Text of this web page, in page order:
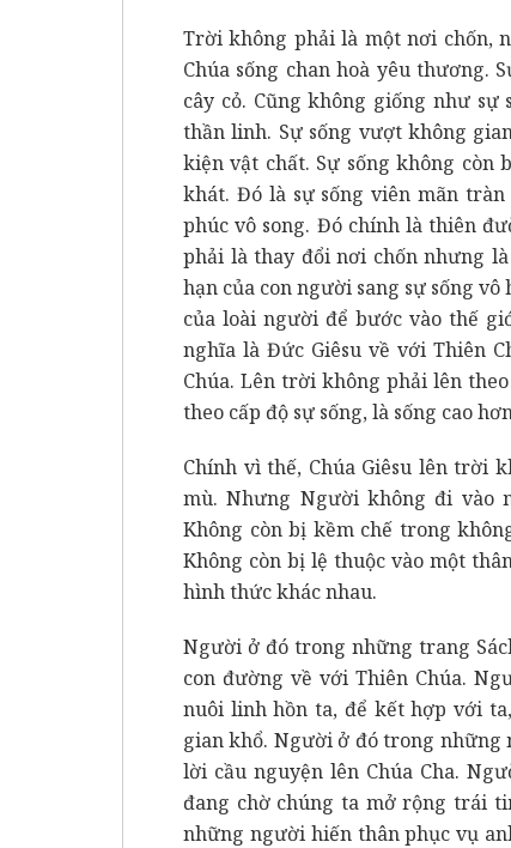
Trời không phải là một nơi chốn,
Chúa sống chan hoà yêu thương.
cây cỏ. Cũng không giống như
thần linh. Sự sống vượt không
kiện vật chất. Sự sống không
khát. Đó là sự sống viên mãn
phúc vô song. Đó chính là thiên
phải là thay đổi nơi chốn nhưng
hạn của con người sang sự sống
của loài người để bước vào thế
nghĩa là Đức Giêsu về với Thiên
Chúa. Lên trời không phải lên
theo cấp độ sự sống, là sống cao
Chính vì thế, Chúa Giêsu lên trời
mù. Nhưng Người không đi vào
Không còn bị kềm chế trong
Không còn bị lệ thuộc vào một
hình thức khác nhau.
Người ở đó trong những trang
con đường về với Thiên Chúa.
nuôi linh hồn ta, để kết hợp với
gian khổ. Người ở đó trong những
lời cầu nguyện lên Chúa Cha.
đang chờ chúng ta mở rộng trái
những người hiến thân phục vụ